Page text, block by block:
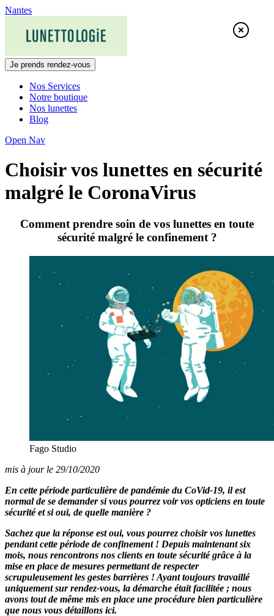
Skip
content
Nantes
Je prends rendez-vous
Nos Services
Notre boutique
Nos lunettes
Blog
Open Nav
Choisir vos lunettes en sécurité
malgré le CoronaVirus
Comment prendre soin de vos lunettes en toute
sécurité malgré le confinement ?
Fago Studio
mis à jour le 29/10/2020
En cette période particulière de pandémie du CoVid-19, il est
normal de se demander si vous pourrez voir vos opticiens en toute
sécurité et si oui, de quelle manière ?
Sachez que la réponse est oui, vous pourrez choisir vos lunettes
pendant cette période de confinement ! Depuis maintenant six
mois, nous rencontrons nos clients en toute sécurité grâce à la
mise en place de mesures permettant de respecter
scrupuleusement les gestes barrières ! Ayant toujours travaillé
uniquement sur rendez-vous, la démarche était facilitée ; nous
avons tout de même mis en place une procédure bien particulière
que nous vous détaillons ici.